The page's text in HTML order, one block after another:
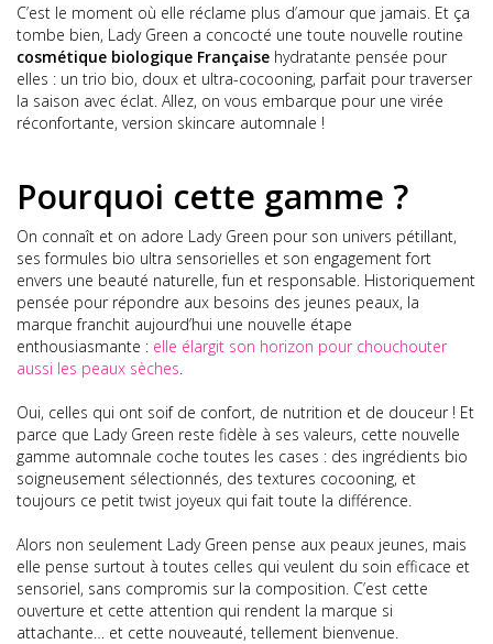
C’est le moment où elle réclame plus d’amour que jamais. Et ça
tombe bien, Lady Green a concocté une toute nouvelle routine
cosmétique biologique Française hydratante pensée pour
elles : un trio bio, doux et ultra-cocooning, parfait pour traverser
la saison avec éclat. Allez, on vous embarque pour une virée
réconfortante, version skincare automnale !
Pourquoi cette gamme ?
On connaît et on adore Lady Green pour son univers pétillant,
ses formules bio ultra sensorielles et son engagement fort
envers une beauté naturelle, fun et responsable. Historiquement
pensée pour répondre aux besoins des jeunes peaux, la
marque franchit aujourd’hui une nouvelle étape
enthousiasmante : elle élargit son horizon pour chouchouter
aussi les peaux sèches
Oui, celles qui ont soif de confort, de nutrition et de douceur ! Et
parce que Lady Green reste fidèle à ses valeurs, cette nouvelle
gamme automnale coche toutes les cases : des ingrédients bio
soigneusement sélectionnés, des textures cocooning, et
toujours ce petit twist joyeux qui fait toute la différence.
Alors non seulement Lady Green pense aux peaux jeunes, mais
elle pense surtout à toutes celles qui veulent du soin efficace et
sensoriel, sans compromis sur la composition. C’est cette
ouverture et cette attention qui rendent la marque si
attachante… et cette nouveauté, tellement bienvenue.